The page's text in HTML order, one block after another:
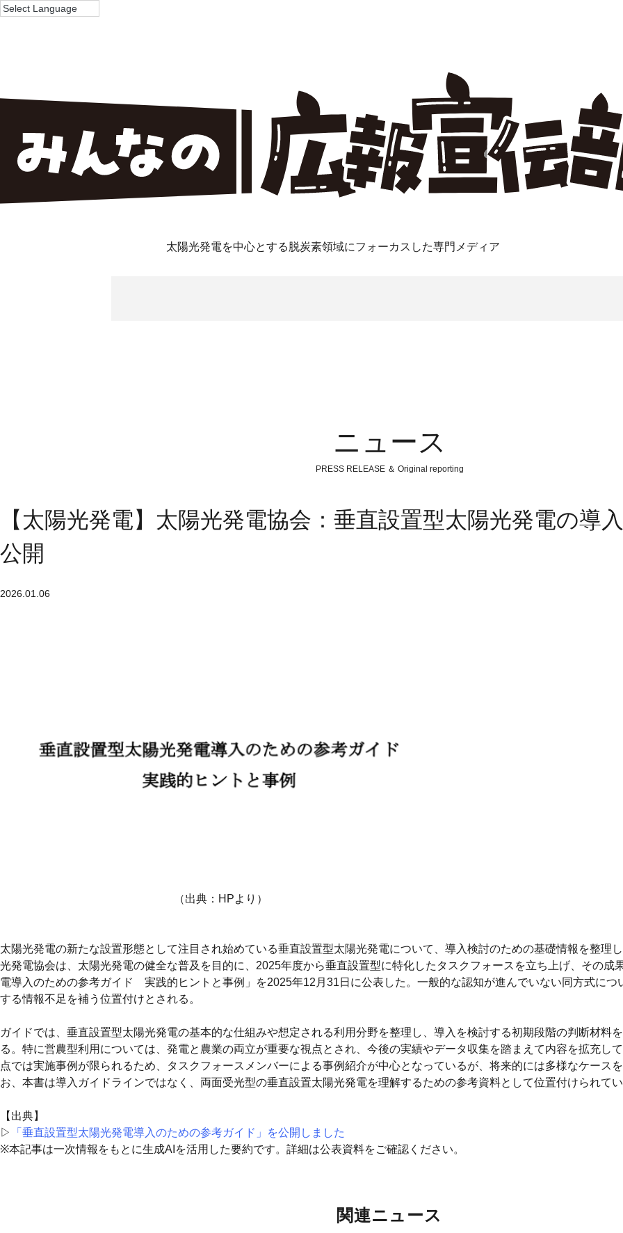
太陽光発電を中心とする脱炭素領域にフォーカスした専門メディア
ニュース
PRESS RELEASE ＆ Original reporting
【太陽光発電】太陽光発電協会：垂直設置型太陽光発電の導
公開
2026.01.06
（出典：HPより）
太陽光発電の新たな設置形態として注目され始めている垂直設置型太陽光発電について、導入検討のための基礎情報を整理
光発電協会は、太陽光発電の健全な普及を目的に、2025年度から垂直設置型に特化したタスクフォースを立ち上げ、その成
電導入のための参考ガイド 実践的ヒントと事例」を2025年12月31日に公表した。一般的な認知が進んでいない同方式につ
する情報不足を補う位置付けとされる。
ガイドでは、垂直設置型太陽光発電の基本的な仕組みや想定される利用分野を整理し、導入を検討する初期段階の判断材料
る。特に営農型利用については、発電と農業の両立が重要な視点とされ、今後の実績やデータ収集を踏まえて内容を拡充し
点では実施事例が限られるため、タスクフォースメンバーによる事例紹介が中心となっているが、将来的には多様なケース
お、本書は導入ガイドラインではなく、両面受光型の垂直設置太陽光発電を理解するための参考資料として位置付けられて
【出典】
▷
「垂直設置型太陽光発電導入のための参考ガイド」を公開しました
※本記事は一次情報をもとに生成AIを活用した要約です。詳細は公表資料をご確認ください。
関連ニュース